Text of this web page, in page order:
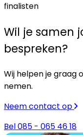
finalisten
Wil je samen
bespreken?
Wij helpen je graag
nemen.
Neem contact op
Bel 085 - 065 46 18